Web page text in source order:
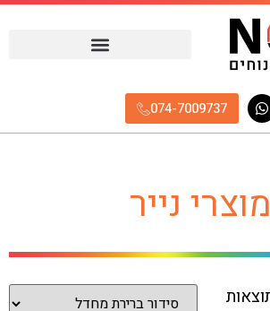
074-7009737
מוצרי נייר